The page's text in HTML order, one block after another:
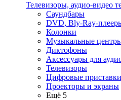
Телевизоры, аудио-видео
Саундбары
DVD, Bly-Ray-
Колонки
Музыкальные
Диктофоны
Аксессуары для
Телевизоры
Цифровые приставки
Проекторы и экраны
Ещё 5